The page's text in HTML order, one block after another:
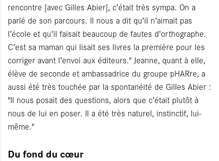
rencontre [avec Gilles Abier], c’était très sympa. On a
parlé de son parcours. Il nous a dit qu’il n’aimait pas
l’école et qu’il faisait beaucoup de fautes d’orthographe.
C’est sa maman qui lisait ses livres la première pour les
corriger avant l’envoi aux éditeurs." Jeanne, quant à elle,
élève de seconde et ambassadrice du groupe pHARre, a
aussi été très touchée par la spontanéité de Gilles Abier :
"Il nous posait des questions, alors que c’était plutôt à
nous de lui en poser. Il a été très naturel, instinctif, lui-
même."
Du fond du cœur